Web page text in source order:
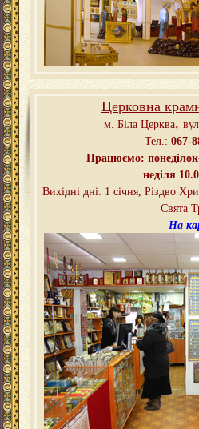
Церковна
м. Біла Церква,
Тел.: 067-
Працюємо:
неділя
Вихідні дні: 1 січня, Різдво
Свята
На